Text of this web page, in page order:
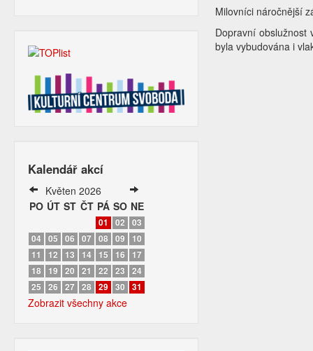
Kalendář akcí
Květen 2026
PO ÚT ST ČT PÁ SO NE
01 02
03
04
05 06 07 08 09
10
11
12 13 14 15 16
17
18
19 20 21 22 23
24
25
26 27 28 29 30 31
Zobrazit všechny akce
Milovníci náročnější
Dopravní obslužnost
byla vybudována i